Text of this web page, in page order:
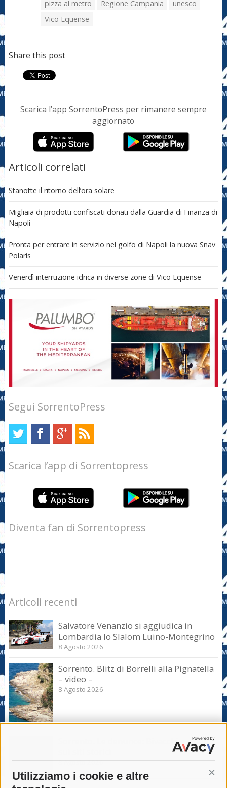
Utilizziamo i cookie e altre
pizza al metro Regione Campania
unesco
Vico Equense
Share this post
Scarica l’app SorrentoPress per rimanere sempre
aggiornato
Articoli correlati
Stanotte il ritorno dell’ora solare
Migliaia di prodotti confiscati donati dalla Guardia di Finanza di
Napoli
Pronta per entrare in servizio nel golfo di Napoli la nuova Snav
Polaris
Venerdì interruzione idrica in diverse zone di Vico Equense
Segui SorrentoPress
Scarica l’app di Sorrentopress
Diventa fan di Sorrentopress
Articoli recenti
Salvatore Venanzio si aggiudica in
Lombardia lo Slalom Luino-Montegrino
8 Agosto 2026
Sorrento. Blitz di Borrelli alla Pignatella
– video –
8 Agosto 2026
Sorrento. Le denunce: Bivacchi e rifiuti
8 Agosto 2026